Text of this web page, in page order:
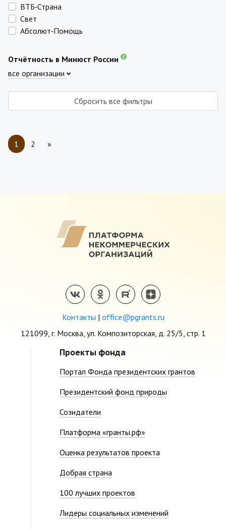
ВТБ‑Страна
Свет
Абсолют‑Помощь
Отчётность в Минюст России
все организации
Сбросить все фильтры
1 2 »
Контакты | office@pgrants.ru
121099, г. Москва, ул. Композиторская, д. 25/5, стр. 1
Проекты фонда
Портал Фонда президентских грантов
Президентский фонд природы
Созидатели
Платформа «гранты.рф»
Оценка результатов проекта
Добрая страна
100 лучших проектов
Лидеры социальных изменений